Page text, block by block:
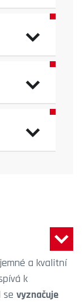
a kvalitní
k
se vyznačuje